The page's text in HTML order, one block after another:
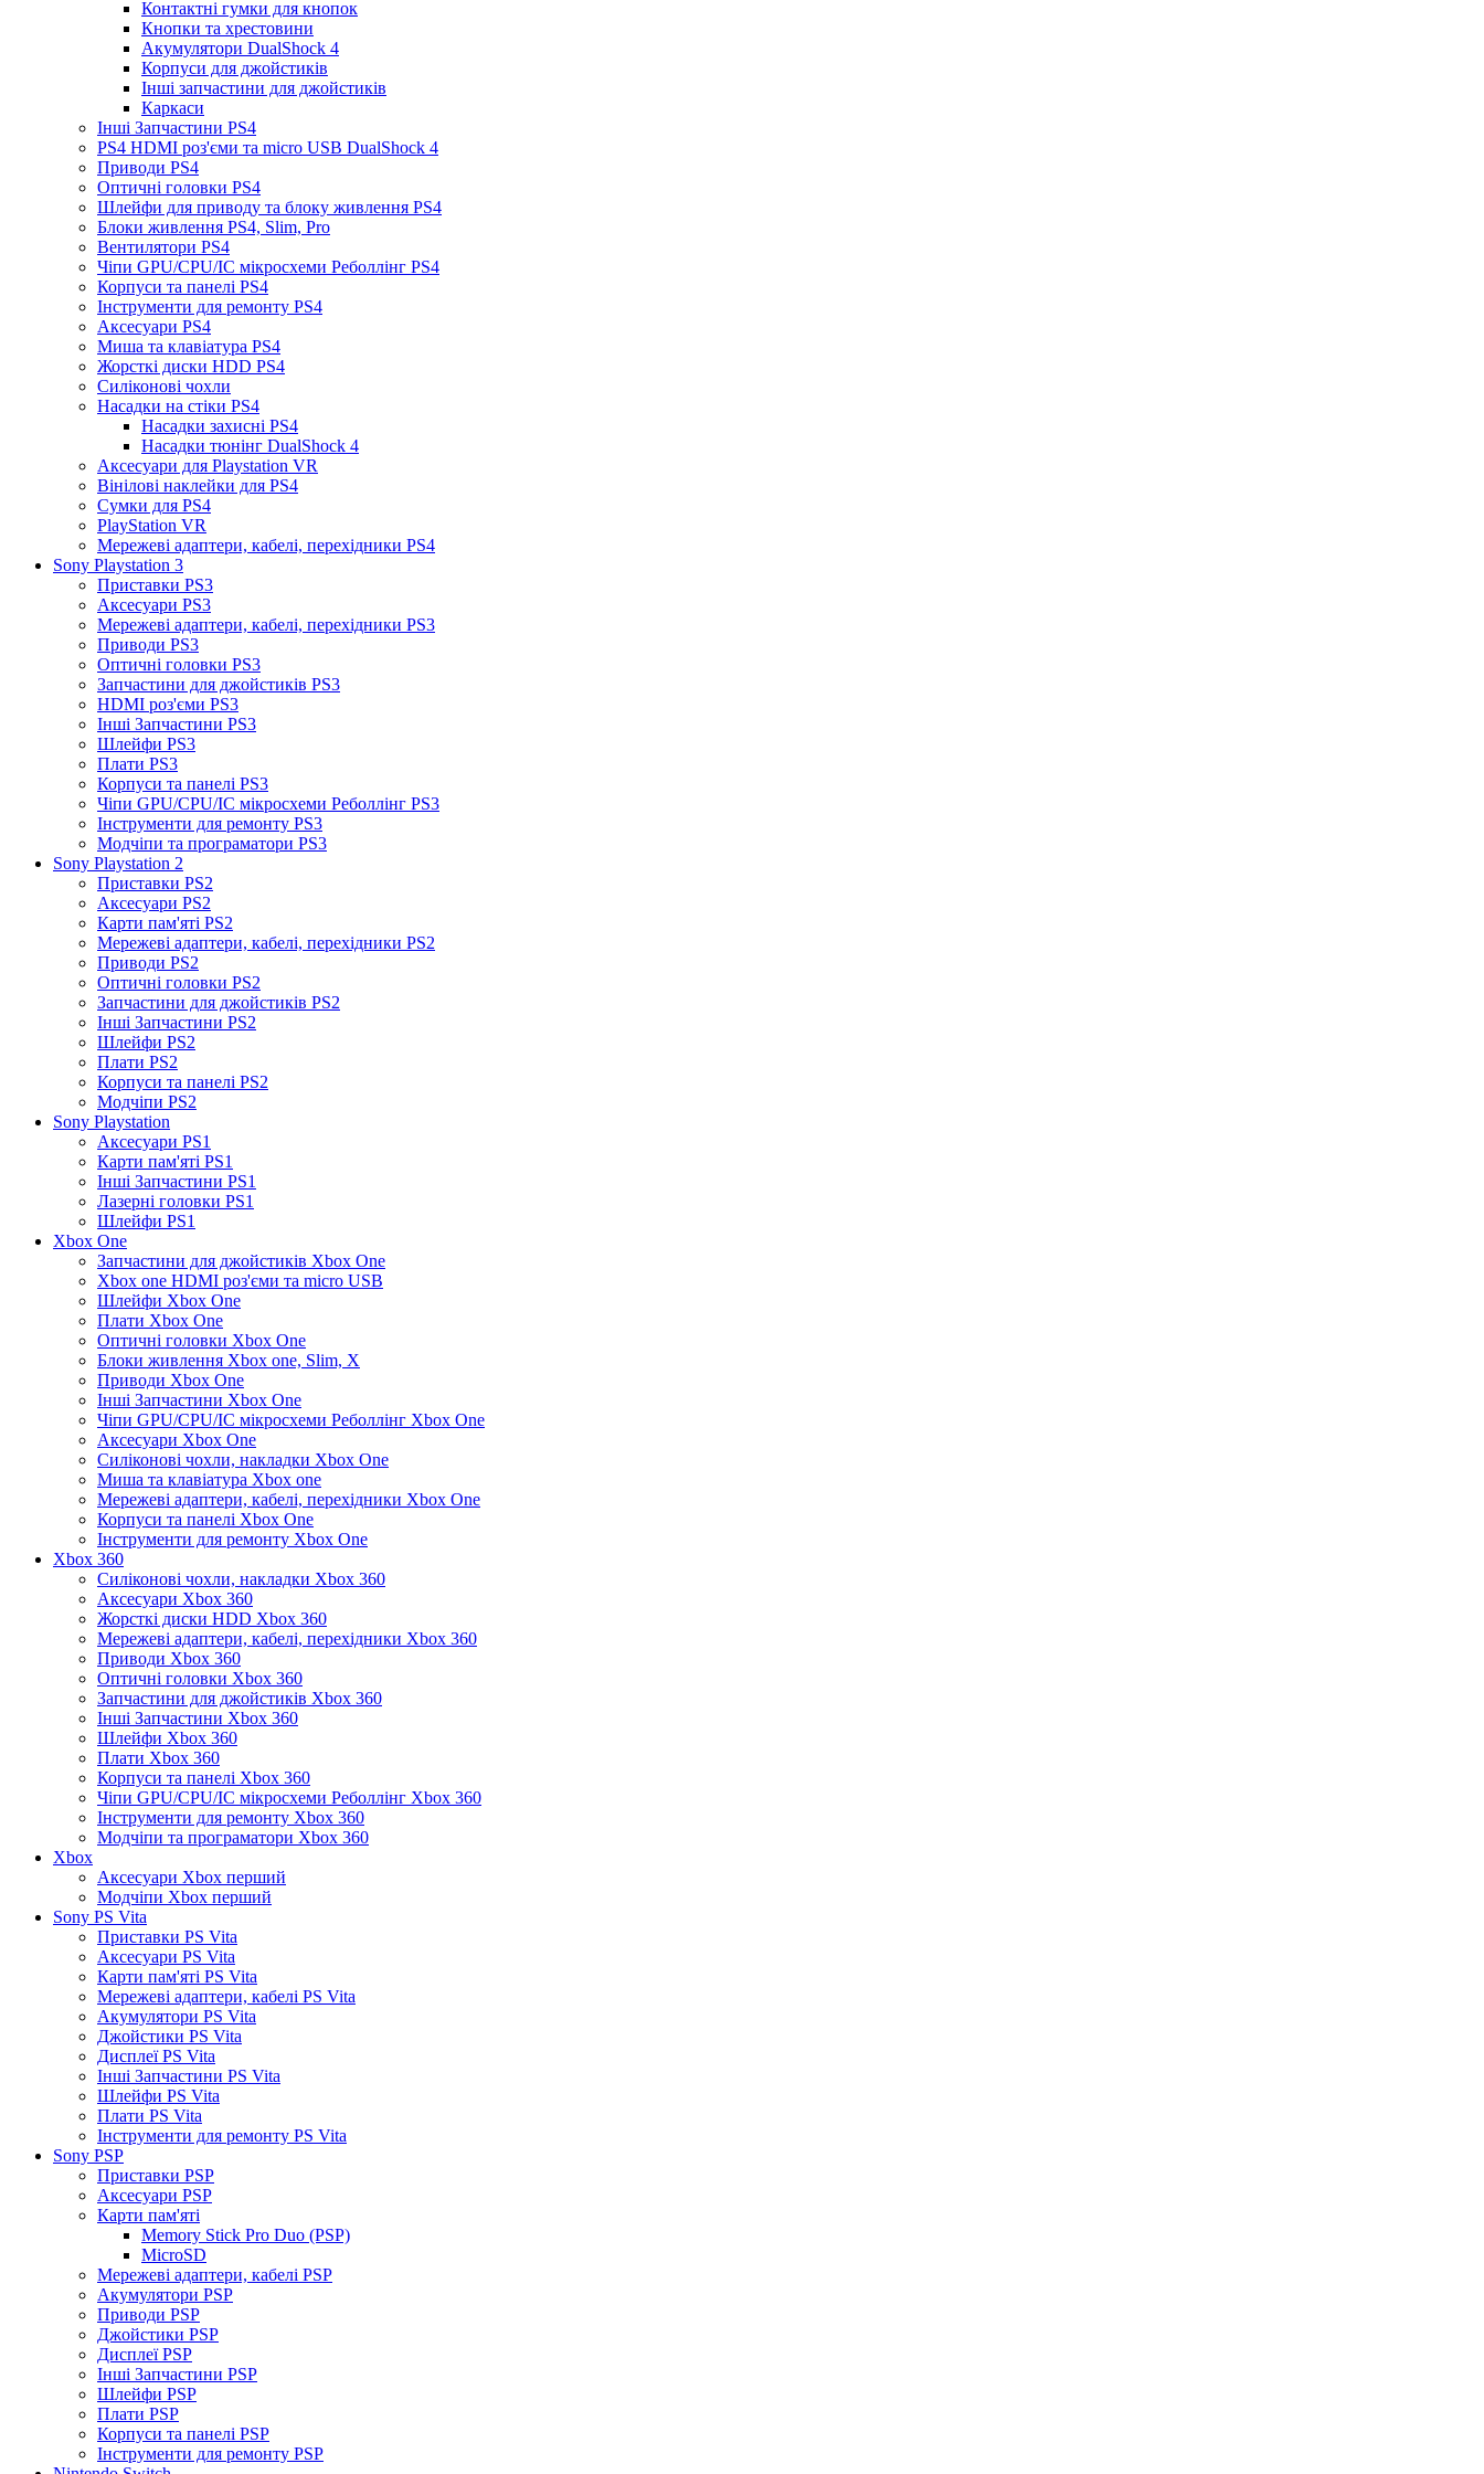
Контактні гумки для кнопок
Кнопки та хрестовини
Акумулятори DualShock 4
Корпуси для джойстиків
Інші запчастини для джойстиків
Каркаси
Інші Запчастини PS4
PS4 HDMI роз'єми та micro USB DualShock 4
Приводи PS4
Оптичні головки PS4
Шлейфи для приводу та блоку живлення PS4
Блоки живлення PS4, Slim, Pro
Вентилятори PS4
Чіпи GPU/CPU/IC мікросхеми Реболлінг PS4
Корпуси та панелі PS4
Інструменти для ремонту PS4
Аксесуари PS4
Миша та клавіатура PS4
Жорсткі диски HDD PS4
Силіконові чохли
Насадки на стіки PS4
Насадки захисні PS4
Насадки тюнінг DualShock 4
Аксесуари для Playstation VR
Вінілові наклейки для PS4
Сумки для PS4
PlayStation VR
Мережеві адаптери, кабелі, перехідники PS4
Sony Playstation 3
Приставки PS3
Аксесуари PS3
Мережеві адаптери, кабелі, перехідники PS3
Приводи PS3
Оптичні головки PS3
Запчастини для джойстиків PS3
HDMI роз'єми PS3
Інші Запчастини PS3
Шлейфи PS3
Плати PS3
Корпуси та панелі PS3
Чіпи GPU/CPU/IC мікросхеми Реболлінг PS3
Інструменти для ремонту PS3
Модчіпи та програматори PS3
Sony Playstation 2
Приставки PS2
Аксесуари PS2
Карти пам'яті PS2
Мережеві адаптери, кабелі, перехідники PS2
Приводи PS2
Оптичні головки PS2
Запчастини для джойстиків PS2
Інші Запчастини PS2
Шлейфи PS2
Плати PS2
Корпуси та панелі PS2
Модчіпи PS2
Sony Playstation
Аксесуари PS1
Карти пам'яті PS1
Інші Запчастини PS1
Лазерні головки PS1
Шлейфи PS1
Xbox One
Запчастини для джойстиків Xbox One
Xbox one HDMI роз'єми та micro USB
Шлейфи Xbox One
Плати Xbox One
Оптичні головки Xbox One
Блоки живлення Xbox one, Slim, X
Приводи Xbox One
Інші Запчастини Xbox One
Чіпи GPU/CPU/IC мікросхеми Реболлінг Xbox One
Аксесуари Xbox One
Силіконові чохли, накладки Xbox One
Миша та клавіатура Xbox one
Мережеві адаптери, кабелі, перехідники Xbox One
Корпуси та панелі Xbox One
Інструменти для ремонту Xbox One
Xbox 360
Силіконові чохли, накладки Xbox 360
Аксесуари Xbox 360
Жорсткі диски HDD Xbox 360
Мережеві адаптери, кабелі, перехідники Xbox 360
Приводи Xbox 360
Оптичні головки Xbox 360
Запчастини для джойстиків Xbox 360
Інші Запчастини Xbox 360
Шлейфи Xbox 360
Плати Xbox 360
Корпуси та панелі Xbox 360
Чіпи GPU/CPU/IC мікросхеми Реболлінг Xbox 360
Інструменти для ремонту Xbox 360
Модчіпи та програматори Xbox 360
Xbox
Аксесуари Xbox перший
Модчіпи Xbox перший
Sony PS Vita
Приставки PS Vita
Аксесуари PS Vita
Карти пам'яті PS Vita
Мережеві адаптери, кабелі PS Vita
Акумулятори PS Vita
Джойстики PS Vita
Дисплеї PS Vita
Інші Запчастини PS Vita
Шлейфи PS Vita
Плати PS Vita
Інструменти для ремонту PS Vita
Sony PSP
Приставки PSP
Аксесуари PSP
Карти пам'яті
Memory Stick Pro Duo (PSP)
MicroSD
Мережеві адаптери, кабелі PSP
Акумулятори PSP
Приводи PSP
Джойстики PSP
Дисплеї PSP
Інші Запчастини PSP
Шлейфи PSP
Плати PSP
Корпуси та панелі PSP
Інструменти для ремонту PSP